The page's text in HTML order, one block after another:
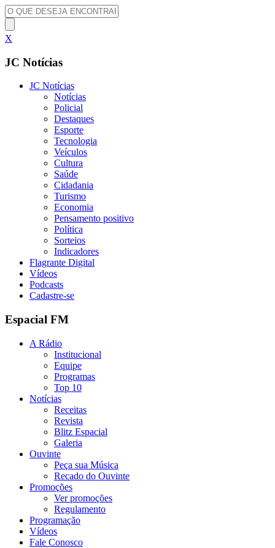
X
JC Notícias
JC Notícias
Notícias
Policial
Destaques
Esporte
Tecnologia
Veículos
Cultura
Saúde
Cidadania
Turismo
Economia
Pensamento positivo
Política
Sorteios
Indicadores
Flagrante Digital
Vídeos
Podcasts
Cadastre-se
Espacial FM
A Rádio
Institucional
Equipe
Programas
Top 10
Notícias
Receitas
Revista
Blitz Espacial
Galeria
Ouvinte
Peça sua Música
Recado do Ouvinte
Promoções
Ver promoções
Regulamento
Programação
Vídeos
Fale Conosco